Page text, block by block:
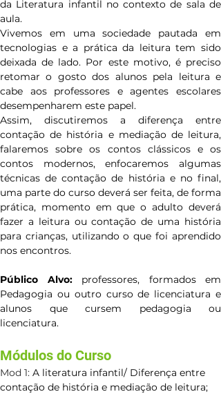
da Literatura infantil no contexto de sala de
aula.
Vivemos em uma sociedade pautada em
tecnologias e a prática da leitura tem sido
deixada de lado. Por este motivo, é preciso
retomar o gosto dos alunos pela leitura e
cabe aos professores e agentes escolares
desempenharem este papel.
Assim, discutiremos a diferença entre
contação de história e mediação de leitura,
falaremos sobre os contos clássicos e os
contos modernos, enfocaremos algumas
técnicas de contação de história e no final,
uma parte do curso deverá ser feita, de forma
prática, momento em que o adulto deverá
fazer a leitura ou contação de uma história
para crianças, utilizando o que foi aprendido
nos encontros.
Público Alvo: professores, formados em
Pedagogia ou outro curso de licenciatura e
alunos que cursem pedagogia ou
licenciatura.
Módulos do Curso
Mod 1: A literatura infantil/ Diferença entre
contação de história e mediação de leitura;